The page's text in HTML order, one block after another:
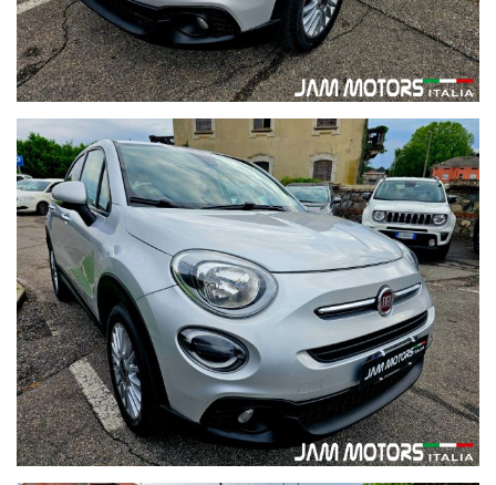
per i seggiolini dei bambini
Motore diesel affidabile e performante, con tagliando
completo e pneumatici nuovi già effettuati
I.V.A. esposta, ottimo anche per aziende o professionisti
Perché sceglierla:
Questa Fiat 500X è stata curata con attenzione, pronta per
essere guidata e garantisce affidabilità e sicurezza. Il prezzo è
molto competitivo rispetto alle caratteristiche e al chilometraggio,
rappresentando un’ottima occasione di acquisto!
Contattaci subito!
Per prendere appuntamento e visionare personalmente la
vettura, chiamami o scrivimi su WhatsApp: Luca 3470188473.
Non perdere questa opportunità!
Finanziamenti personalizzati anche sull' intero importo, fino a 96
mesi. Avrai nel piano finanziario anche l'assicurazione su: